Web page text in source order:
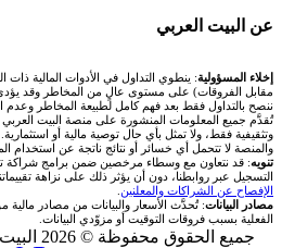
اكس تي بي XTB
انتراكتيف بروكرز IBKR
شركات تداول في الأردن
شركات تداول في العراق
شركات تداول في فلسطين
🇪🇬 البورصة المصرية
🇶🇦 بورصة قطر
🇯🇴 بورصة عمّان
🇧🇭 بورصة البحرين
🧮 حاسبة حجم اللوت
📊 حاسبة قيمة النقطة
💰 حاسبة ربح الفوركس
📌 حاسبة النقاط المحورية
📏 حاسبة حجم المركز
🏆 لوحة المحلّلين
✍️ اكتب تحليلك
🌐 المؤشرات العالمية
🥇 سعر الذهب اليوم
🥇 أسعار الذهب والمعادن
💱 أسعار العملات والفوركس
💵 سعر الريال السعودي في مصر
عن البيت العربي
من نحن
تواصل معنا
فريق المؤلفين
مقالات تعليمية
إخلاء المسؤولية: ينطوي التداول في الأدوات المالية ذات
مقابل الفروقات) على مستوى عالٍ من المخاطر وقد يؤدي
ننصح بالتداول فقط بعد فهم كامل لطبيعة المخاطر وعدم
تُقدَّم جميع المعلومات المنشورة على منصة البيت العربي
وتثقيفية فقط، ولا تمثل بأي حال توصية مالية أو
والمنصة لا تتحمل أي خسائر أو نتائج ناتجة عن استخدام
تنويه: قد نتعاون مع وسطاء مرخصين ضمن برامج شراكة
التسجيل عبر روابطنا، دون أن يؤثر ذلك على نزاهة تقييماتنا
الإفصاح عن الشراكات والمعلنين
مصادر البيانات: تُحدَّث الأسعار والبيانات من مصادر مالية
الفعلية بسبب فروقات التوقيت أو مزوّدي البيانات.
جميع الحقوق محفوظة © 2026 البيت العربي ·